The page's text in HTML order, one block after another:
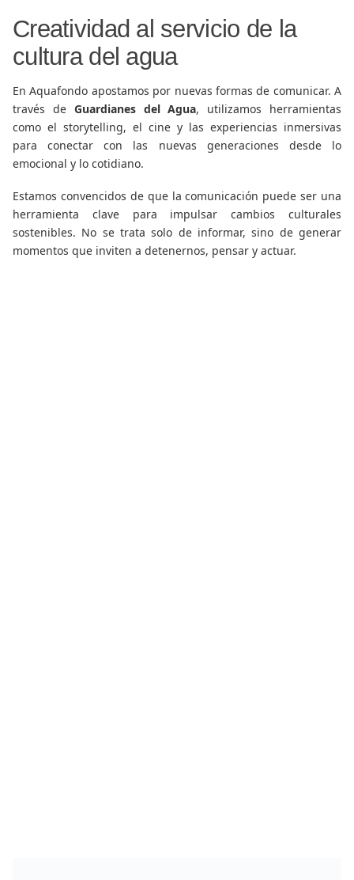
Creatividad al servicio de la
cultura del agua
En Aquafondo apostamos por nuevas formas de comunicar. A
través de Guardianes del Agua, utilizamos herramientas
como el storytelling, el cine y las experiencias inmersivas
para conectar con las nuevas generaciones desde lo
emocional y lo cotidiano.
Estamos convencidos de que la comunicación puede ser una
herramienta clave para impulsar cambios culturales
sostenibles. No se trata solo de informar, sino de generar
momentos que inviten a detenernos, pensar y actuar.